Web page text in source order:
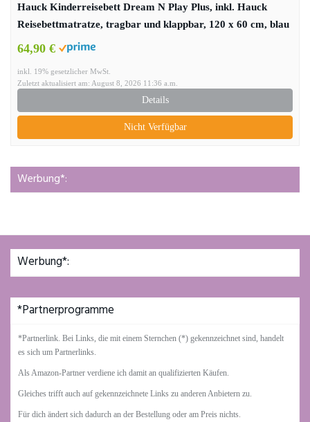
Hauck Kinderreisebett Dream N Play Plus, inkl. Hauck
Reisebettmatratze, tragbar und klappbar, 120 x 60 cm, blau
64,90 €
inkl. 19% gesetzlicher MwSt.
Zuletzt aktualisiert am: August 8, 2026 11:36 a.m.
Details
Nicht Verfügbar
Werbung*:
Werbung*:
*Partnerprogramme
*Partnerlink. Bei Links, die mit einem Sternchen (*) gekennzeichnet sind, handelt
es sich um Partnerlinks.
Als Amazon-Partner verdiene ich damit an qualifizierten Käufen.
Gleiches trifft auch auf gekennzeichnete Links zu anderen Anbietern zu.
Für dich ändert sich dadurch an der Bestellung oder am Preis nichts.